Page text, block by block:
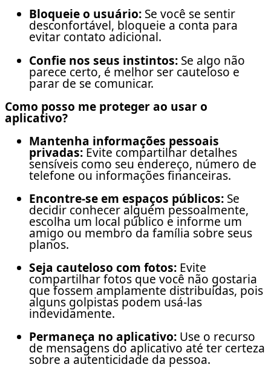
Bloqueie o usuário: Se você se sentir
desconfortável, bloqueie a conta para
evitar contato adicional.
Confie nos seus instintos: Se algo não
parece certo, é melhor ser cauteloso e
parar de se comunicar.
Como posso me proteger ao usar o
aplicativo?
Mantenha informações pessoais
privadas: Evite compartilhar detalhes
sensíveis como seu endereço, número de
telefone ou informações financeiras.
Encontre-se em espaços públicos: Se
decidir conhecer alguém pessoalmente,
escolha um local público e informe um
amigo ou membro da família sobre seus
planos.
Seja cauteloso com fotos: Evite
compartilhar fotos que você não gostaria
que fossem amplamente distribuídas, pois
alguns golpistas podem usá-las
indevidamente.
Permaneça no aplicativo: Use o recurso
de mensagens do aplicativo até ter certeza
sobre a autenticidade da pessoa.